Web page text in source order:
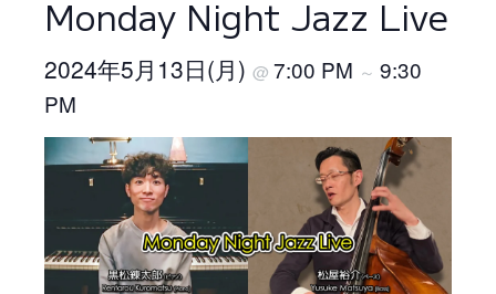
Monday Night Jazz Live
2024年5月13日(月) @ 7:00 PM ～ 9:30
PM